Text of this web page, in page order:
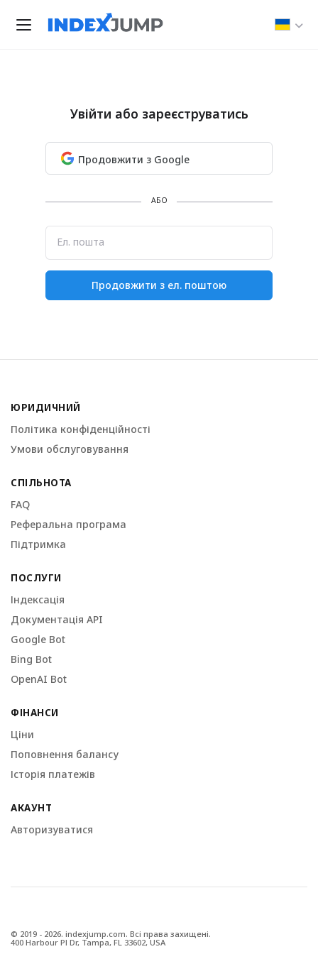
Увійти або зареєструватись
Продовжити з Google
АБО
Ел. пошта
Продовжити з ел. поштою
ЮРИДИЧНИЙ
Політика конфіденційності
Умови обслуговування
СПІЛЬНОТА
FAQ
Реферальна програма
Підтримка
ПОСЛУГИ
Індексація
Документація API
Google Bot
Bing Bot
OpenAI Bot
ФІНАНСИ
Ціни
Поповнення балансу
Історія платежів
АКАУНТ
Авторизуватися
© 2019 - 2026. indexjump.com. Всі права захищені.
400 Harbour Pl Dr, Tampa, FL 33602, USA